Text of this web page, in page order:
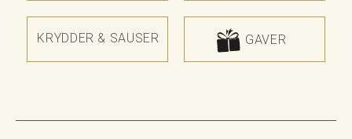
KRYDDER & SAUSER GAVER